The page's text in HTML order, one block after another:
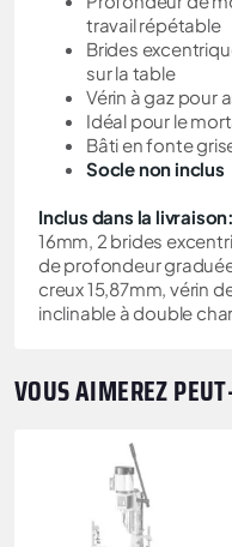
travail répétable
Brides
sur la table
Vérin à gaz pour
Idéal pour le
Bâti en fonte
Socle non inclus
Inclus dans la livraison:
16mm, 2 brides
de profondeur
creux 15,87mm, vérin
inclinable à double
VOUS AIMEREZ